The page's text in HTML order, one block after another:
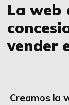
La web
vender
Creamos la